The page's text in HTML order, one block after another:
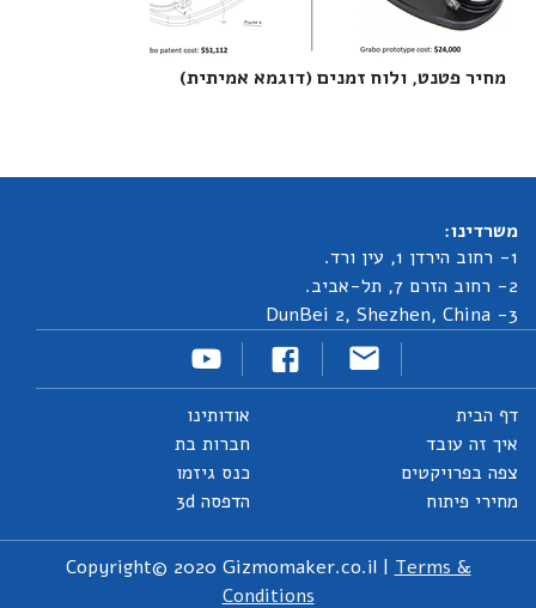
מחיר פטנט, ולוח זמנים (דוגמא אמיתית)‎
משרדינו:
1- רחוב הירדן 1, עין ורד.
2- רחוב הזרם 7, תל-אביב.
3- DunBei 2, Shezhen, China
דף הבית
איך זה עובד
צפה בפרויקטים
מחירי פיתוח
אודותינו
חברות בת
כנס גיזמו
הדפסה 3d
Copyright© 2020 Gizmomaker.co.il | Terms &
Conditions